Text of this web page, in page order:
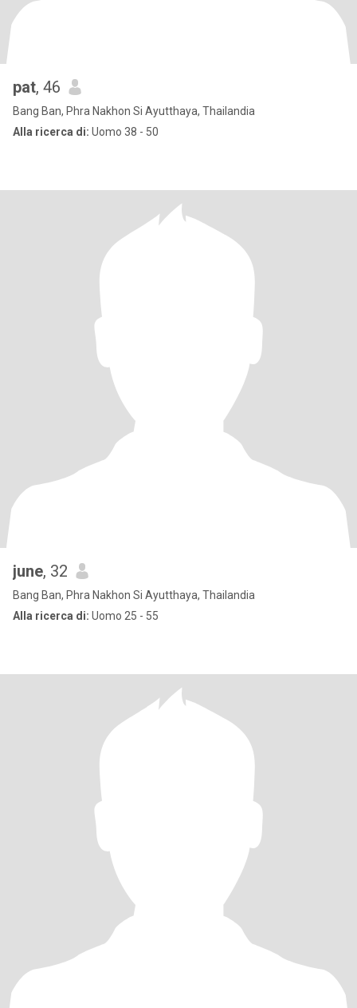
pat, 46
Bang Ban, Phra Nakhon Si Ayutthaya, Thailandia
Alla ricerca di: Uomo 38 - 50
june, 32
Bang Ban, Phra Nakhon Si Ayutthaya, Thailandia
Alla ricerca di: Uomo 25 - 55